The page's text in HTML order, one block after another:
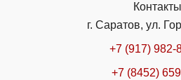
Контакты
г. Саратов, ул.
+7 (917) 982-
+7 (8452)